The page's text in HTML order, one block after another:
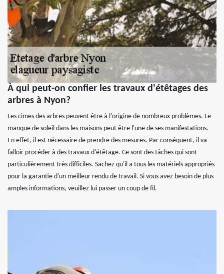
À qui peut-on confier les travaux d'étêtages des
arbres à Nyon?
Les cimes des arbres peuvent être à l'origine de nombreux problèmes. Le
manque de soleil dans les maisons peut être l'une de ses manifestations.
En effet, il est nécessaire de prendre des mesures. Par conséquent, il va
falloir procéder à des travaux d'étêtage. Ce sont des tâches qui sont
particulièrement très difficiles. Sachez qu'il a tous les matériels appropriés
pour la garantie d'un meilleur rendu de travail. Si vous avez besoin de plus
amples informations, veuillez lui passer un coup de fil.